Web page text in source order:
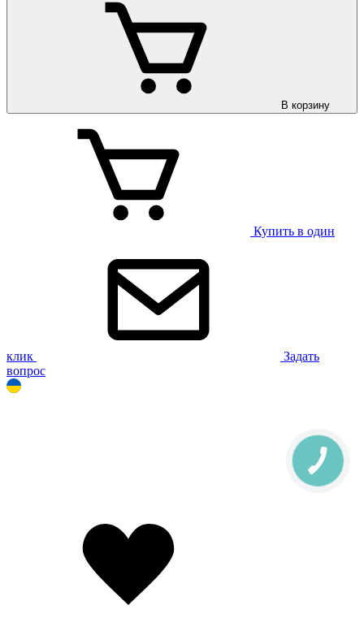
В корзину
Купить в один
клик
Задать
вопрос